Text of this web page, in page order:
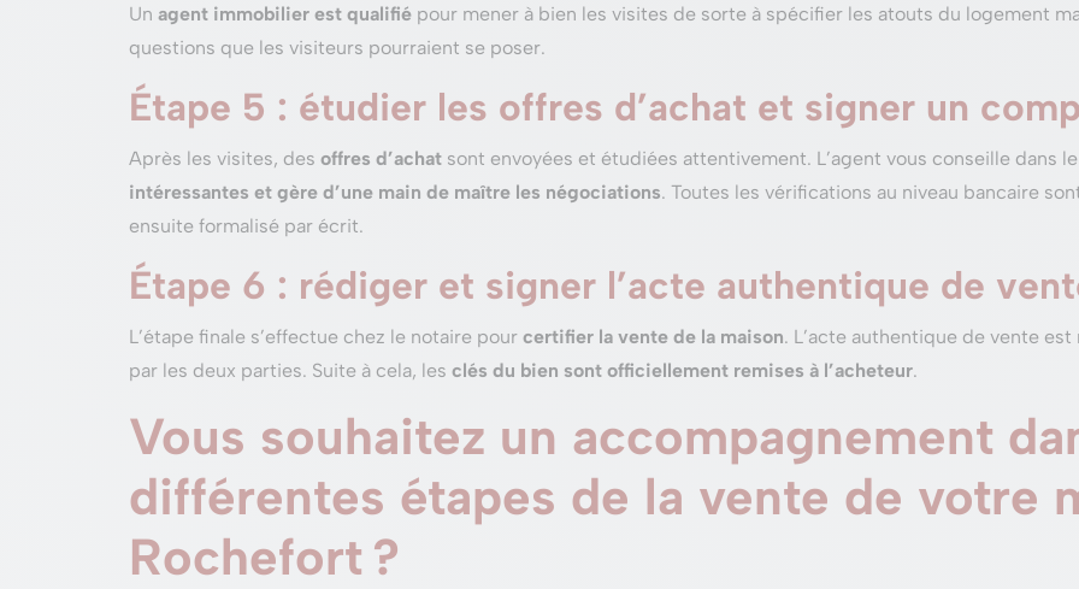
Un agent immobilier est qualifié pour mener à bien les visites de sorte à spécifier les atouts du logement
questions que les visiteurs pourraient se poser.
Étape 5 : étudier les offres d’achat et signer un
Après les visites, des offres d’achat sont envoyées et étudiées attentivement. L’agent vous conseille dans
intéressantes et gère d’une main de maître les négociations. Toutes les vérifications au niveau bancaire
ensuite formalisé par écrit.
Étape 6 : rédiger et signer l’acte authentique de
L’étape finale s’effectue chez le notaire pour certifier la vente de la maison. L’acte authentique de vente
par les deux parties. Suite à cela, les clés du bien sont officiellement remises à l’acheteur.
Vous souhaitez un accompagnement
différentes étapes de la vente de votre
Rochefort ?